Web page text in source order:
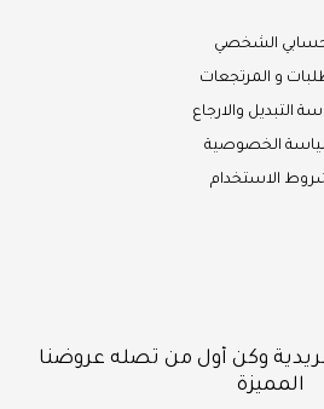
الشخصي
و المرتجعات
التبديل والارجاع
الخصوصية
الاستخدام
وكن أول من تصله عروضنا
المميزة